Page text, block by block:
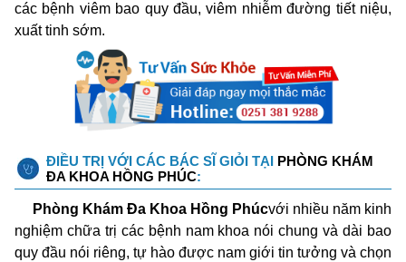
các bệnh viêm bao quy đầu, viêm nhiễm đường tiết niệu,
xuất tinh sớm.
ĐIỀU TRỊ VỚI CÁC BÁC SĨ GIỎI TẠI PHÒNG KHÁM
ĐA KHOA HỒNG PHÚC:
Phòng Khám Đa Khoa Hồng Phúcvới nhiều năm kinh
nghiệm chữa trị các bệnh nam khoa nói chung và dài bao
quy đầu nói riêng, tự hào được nam giới tin tưởng và chọn